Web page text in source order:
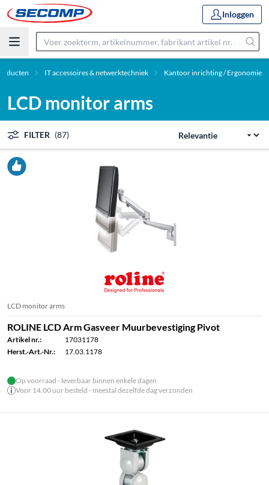
Inloggen
IT accessoires & netwerktechniek Kantoor inrichting / Ergonomie
LCD monitor arms
FILTER (87)
LCD monitor arms
ROLINE LCD Arm Gasveer Muurbevestiging Pivot
Artikel nr.:
17031178
Herst.-Art.-Nr.:
17.03.1178
Op voorraad - leverbaar binnen enkele dagen
Voor 14.00 uur besteld - meestal dezelfde dag verzonden